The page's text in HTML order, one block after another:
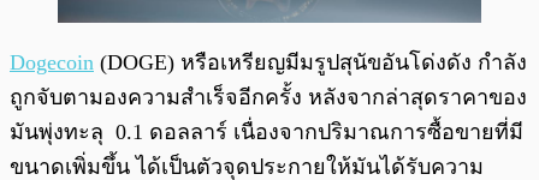
Dogecoin (DOGE) หรือเหรียญมีมรูปสุนัขอันโด่งดัง กำลัง
ถูกจับตามองความสำเร็จอีกครั้ง หลังจากล่าสุดราคาของ
มันพุ่งทะลุ 0.1 ดอลลาร์ เนื่องจากปริมาณการซื้อขายที่มี
ขนาดเพิ่มขึ้น ได้เป็นตัวจุดประกายให้มันได้รับความ